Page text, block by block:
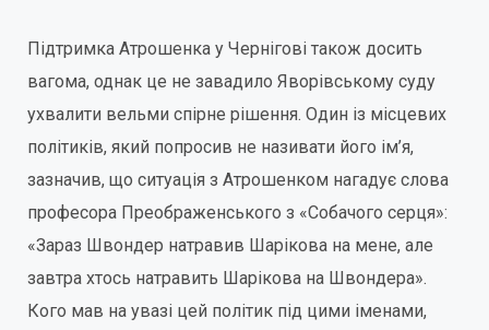
Підтримка Атрошенка у Чернігові також досить
вагома, однак це не завадило Яворівському суду
ухвалити вельми спірне рішення. Один із місцевих
політиків, який попросив не називати його ім’я,
зазначив, що ситуація з Атрошенком нагадує слова
професора Преображенського з «Собачого серця»:
«Зараз Швондер натравив Шарікова на мене, але
завтра хтось натравить Шарікова на Швондера».
Кого мав на увазі цей політик під цими іменами,